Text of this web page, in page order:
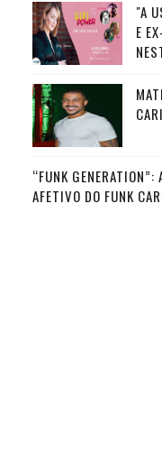
"A
E
“FUNK
AFETIVO DO FUNK